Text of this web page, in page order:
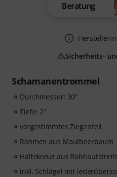
Schamanentrommel
Durchmesser: 30"
Tiefe: 2"
vorgestimmtes Ziegenfell
Rahmen aus Maulbeerbaum
Haltekreuz aus
inkl. Schlägel mit
Beratung
Sicherheits-